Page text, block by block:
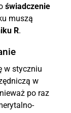
świadczenie
muszą
R.
w styczniu
w
po raz